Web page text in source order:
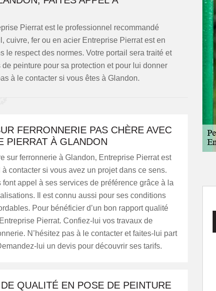
Pierrat est le professionnel recommandé
cuivre, fer ou en acier Entreprise Pierrat est en
respect des normes. Votre portail sera traité et
peinture pour sa protection et pour lui donner
à le contacter si vous êtes à Glandon.
FERRONNERIE PAS CHÈRE AVEC
PIERRAT À GLANDON
sur ferronnerie à Glandon, Entreprise Pierrat est
contacter si vous avez un projet dans ce sens.
font appel à ses services de préférence grâce à la
Il est connu aussi pour ses conditions
Pour bénéficier d’un bon rapport qualité
Pierrat. Confiez-lui vos travaux de
N’hésitez pas à le contacter et faites-lui part
lui un devis pour découvrir ses tarifs.
QUALITÉ EN POSE DE PEINTURE